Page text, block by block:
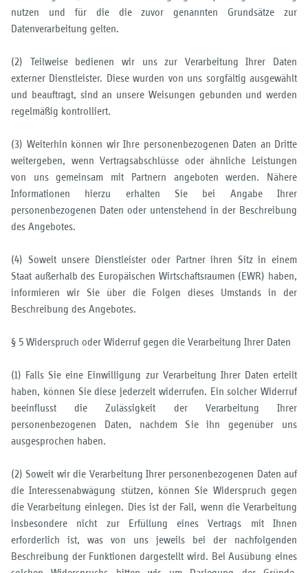
nutzen und für die die zuvor genannten Grundsätze zur
Datenverarbeitung gelten.
(2) Teilweise bedienen wir uns zur Verarbeitung Ihrer Daten
externer Dienstleister. Diese wurden von uns sorgfältig ausgewählt
und beauftragt, sind an unsere Weisungen gebunden und werden
regelmäßig kontrolliert.
(3) Weiterhin können wir Ihre personenbezogenen Daten an Dritte
weitergeben, wenn Vertragsabschlüsse oder ähnliche Leistungen
von uns gemeinsam mit Partnern angeboten werden. Nähere
Informationen hierzu erhalten Sie bei Angabe Ihrer
personenbezogenen Daten oder untenstehend in der Beschreibung
des Angebotes.
(4) Soweit unsere Dienstleister oder Partner ihren Sitz in einem
Staat außerhalb des Europäischen Wirtschaftsraumen (EWR) haben,
informieren wir Sie über die Folgen dieses Umstands in der
Beschreibung des Angebotes.
§ 5 Widerspruch oder Widerruf gegen die Verarbeitung Ihrer Daten
(1) Falls Sie eine Einwilligung zur Verarbeitung Ihrer Daten erteilt
haben, können Sie diese jederzeit widerrufen. Ein solcher Widerruf
beeinflusst die Zulässigkeit der Verarbeitung Ihrer
personenbezogenen Daten, nachdem Sie ihn gegenüber uns
ausgesprochen haben.
(2) Soweit wir die Verarbeitung Ihrer personenbezogenen Daten auf
die Interessenabwägung stützen, können Sie Widerspruch gegen
die Verarbeitung einlegen. Dies ist der Fall, wenn die Verarbeitung
insbesondere nicht zur Erfüllung eines Vertrags mit Ihnen
erforderlich ist, was von uns jeweils bei der nachfolgenden
Beschreibung der Funktionen dargestellt wird. Bei Ausübung eines